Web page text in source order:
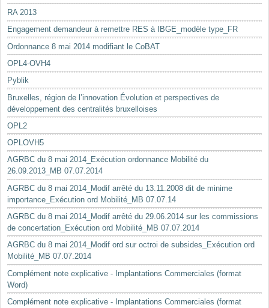
RA 2013
Engagement demandeur à remettre RES à IBGE_modèle type_FR
Ordonnance 8 mai 2014 modifiant le CoBAT
OPL4-OVH4
Pyblik
Bruxelles, région de l’innovation Évolution et perspectives de
développement des centralités bruxelloises
OPL2
OPLOVH5
AGRBC du 8 mai 2014_Exécution ordonnance Mobilité du
26.09.2013_MB 07.07.2014
AGRBC du 8 mai 2014_Modif arrêté du 13.11.2008 dit de minime
importance_Exécution ord Mobilité_MB 07.07.14
AGRBC du 8 mai 2014_Modif arrêté du 29.06.2014 sur les commissions
de concertation_Exécution ord Mobilité_MB 07.07.2014
AGRBC du 8 mai 2014_Modif ord sur octroi de subsides_Exécution ord
Mobilité_MB 07.07.2014
Complément note explicative - Implantations Commerciales (format
Word)
Complément note explicative - Implantations Commerciales (format